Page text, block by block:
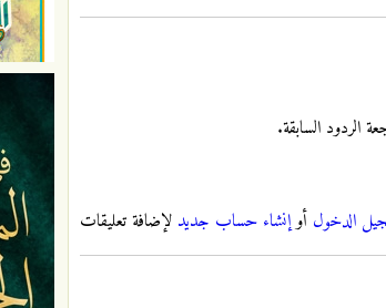
السابقة.
الدخول أوإنشاء حساب جديد لإضافة تعليقات